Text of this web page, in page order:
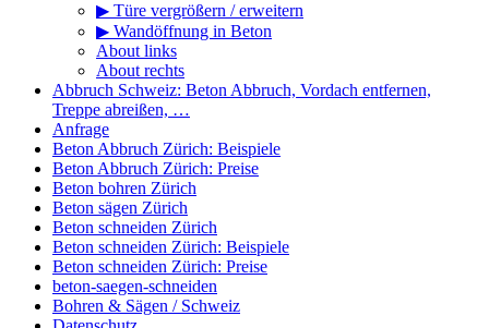
▶ Türe vergrößern / erweitern
▶ Wandöffnung in Beton
About links
About rechts
Abbruch Schweiz: Beton Abbruch, Vordach entfernen,
Treppe abreißen, …
Anfrage
Beton Abbruch Zürich: Beispiele
Beton Abbruch Zürich: Preise
Beton bohren Zürich
Beton sägen Zürich
Beton schneiden Zürich
Beton schneiden Zürich: Beispiele
Beton schneiden Zürich: Preise
beton-saegen-schneiden
Bohren & Sägen / Schweiz